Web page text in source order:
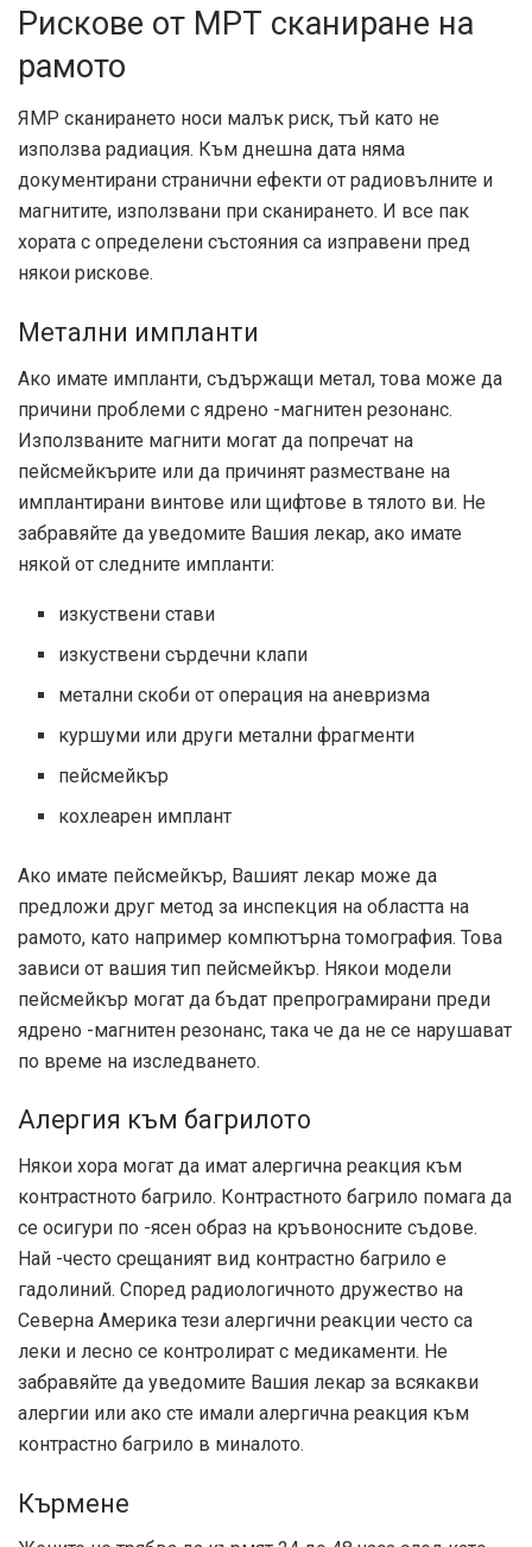
Рискове от МРТ сканиране на
рамото
ЯМР сканирането носи малък риск, тъй като не
използва радиация. Към днешна дата няма
документирани странични ефекти от радиовълните и
магнитите, използвани при сканирането. И все пак
хората с определени състояния са изправени пред
някои рискове.
Метални импланти
Ако имате импланти, съдържащи метал, това може да
причини проблеми с ядрено -магнитен резонанс.
Използваните магнити могат да попречат на
пейсмейкърите или да причинят разместване на
имплантирани винтове или щифтове в тялото ви. Не
забравяйте да уведомите Вашия лекар, ако имате
някой от следните импланти:
изкуствени стави
изкуствени сърдечни клапи
метални скоби от операция на аневризма
куршуми или други метални фрагменти
пейсмейкър
кохлеарен имплант
Ако имате пейсмейкър, Вашият лекар може да
предложи друг метод за инспекция на областта на
рамото, като например компютърна томография. Това
зависи от вашия тип пейсмейкър. Някои модели
пейсмейкър могат да бъдат препрограмирани преди
ядрено -магнитен резонанс, така че да не се нарушават
по време на изследването.
Алергия към багрилото
Някои хора могат да имат алергична реакция към
контрастното багрило. Контрастното багрило помага да
се осигури по -ясен образ на кръвоносните съдове.
Най -често срещаният вид контрастно багрило е
гадолиний. Според радиологичното дружество на
Северна Америка тези алергични реакции често са
леки и лесно се контролират с медикаменти. Не
забравяйте да уведомите Вашия лекар за всякакви
алергии или ако сте имали алергична реакция към
контрастно багрило в миналото.
Кърмене